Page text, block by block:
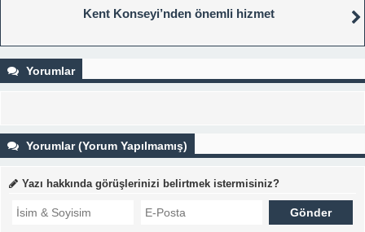
Kent Konseyi’nden önemli hizmet
Yorumlar
Yorumlar (Yorum Yapılmamış)
Yazı hakkında görüşlerinizi belirtmek istermisiniz?